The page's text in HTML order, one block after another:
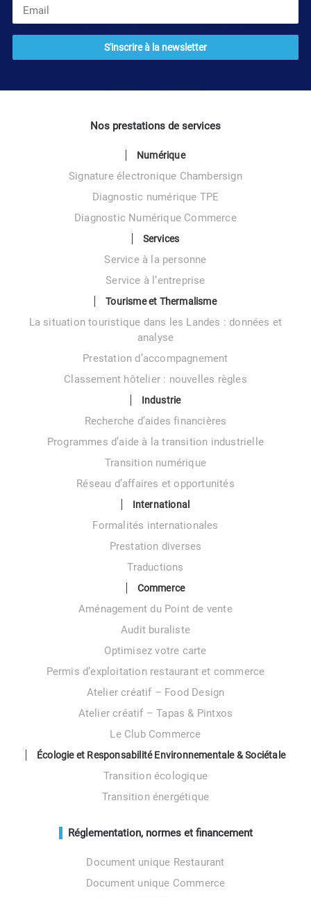
Nos prestations de services
Numérique
Signature électronique Chambersign
Diagnostic numérique TPE
Diagnostic Numérique Commerce
Services
Service à la personne
Service à l’entreprise
Tourisme et Thermalisme
La situation touristique dans les Landes : données et
analyse
Prestation d’accompagnement
Classement hôtelier : nouvelles règles
Industrie
Recherche d’aides financières
Programmes d’aide à la transition industrielle
Transition numérique
Réseau d’affaires et opportunités
International
Formalités internationales
Prestation diverses
Traductions
Commerce
Aménagement du Point de vente
Audit buraliste
Optimisez votre carte
Permis d’exploitation restaurant et commerce
Atelier créatif – Food Design
Atelier créatif – Tapas & Pintxos
Le Club Commerce
Écologie et Responsabilité Environnementale & Sociétale
Transition écologique
Transition énergétique
Réglementation, normes et financement
Document unique Restaurant
Document unique Commerce